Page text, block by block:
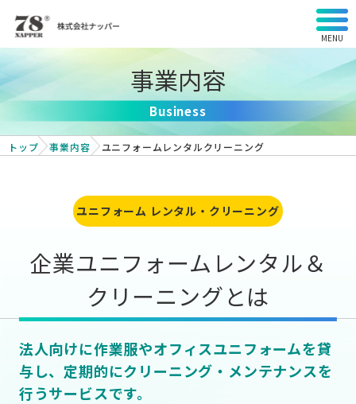
MENU
事業内容
Business
トップ 事業内容 ユニフォームレンタルクリーニング
ユニフォーム レンタル・クリーニング
企業ユニフォームレンタル＆
クリーニングとは
法人向けに作業服やオフィスユニフォームを貸
与し、定期的にクリーニング・メンテナンスを
行うサービスです。